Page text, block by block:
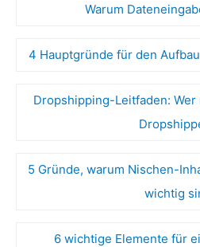
Warum
4 Hauptgründe für den
Dropshipping-Leitfaden:
5 Gründe, warum Nischen-
wichtig
6 wichtige Elemente für